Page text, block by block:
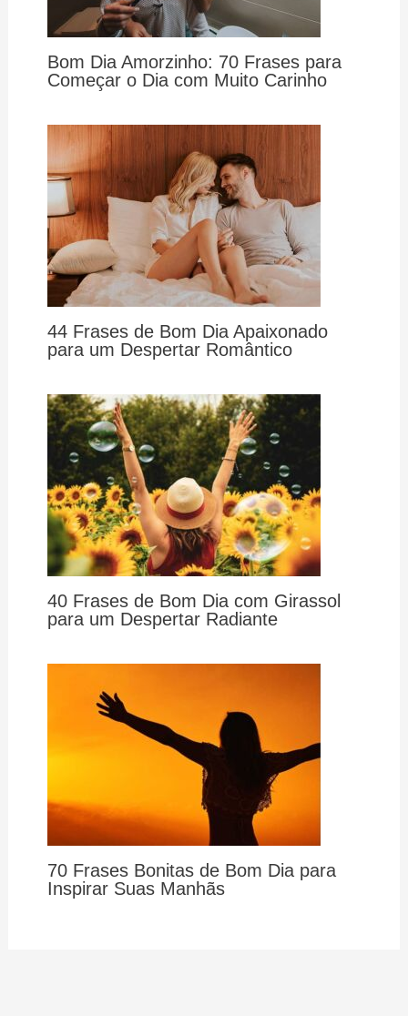
Bom Dia Amorzinho: 70 Frases para
Começar o Dia com Muito Carinho
44 Frases de Bom Dia Apaixonado
para um Despertar Romântico
40 Frases de Bom Dia com Girassol
para um Despertar Radiante
70 Frases Bonitas de Bom Dia para
Inspirar Suas Manhãs